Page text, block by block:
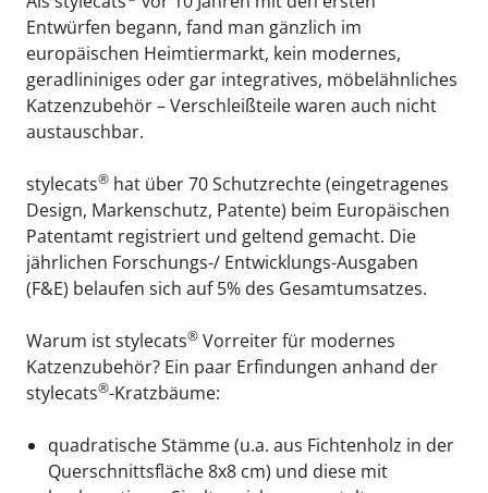
Entwürfen begann, fand man gänzlich im
europäischen Heimtiermarkt, kein modernes,
geradlininiges oder gar integratives, möbelähnliches
Katzenzubehör – Verschleißteile waren auch nicht
austauschbar.
stylecats® hat über 70 Schutzrechte (eingetragenes
Design, Markenschutz, Patente) beim Europäischen
Patentamt registriert und geltend gemacht. Die
jährlichen Forschungs-/ Entwicklungs-Ausgaben
(F&E) belaufen sich auf 5% des Gesamtumsatzes.
Warum ist stylecats® Vorreiter für modernes
stylecats®-Kratzbäume:
quadratische Stämme (u.a. aus Fichtenholz in der
Querschnittsfläche 8x8 cm) und diese mit